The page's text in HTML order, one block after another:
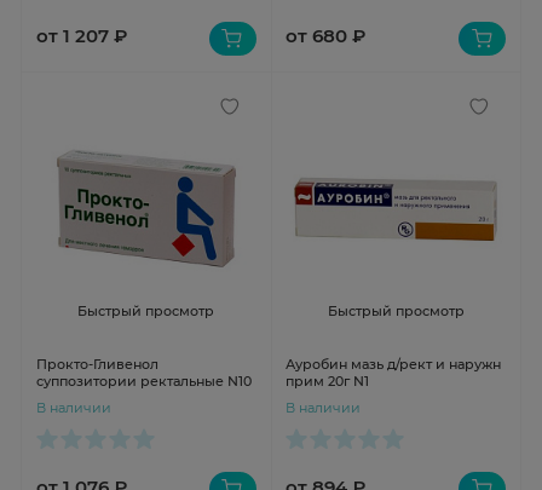
от 1 207 ₽ от 680 ₽
Быстрый просмотр
Прокто-Гливенол
суппозитории ректальные N10
В наличии
Быстрый просмотр
Ауробин мазь д/рект и наружн
прим 20г N1
В наличии